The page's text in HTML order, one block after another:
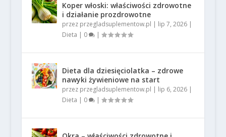
Koper włoski: właściwości zdrowotne
i działanie prozdrowotne
przez przegladsuplementow.pl | lip 7, 2026|
Dieta | 0 |
Dieta dla dziesięciolatka – zdrowe
nawyki żywieniowe na start
przez przegladsuplementow.pl | lip 6, 2026|
Dieta | 0 |